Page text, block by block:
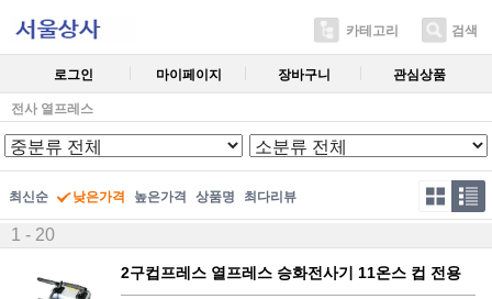
카테고리 검색
로그인 마이페이지 장바구니 관심상품
전사 열프레스
최신순 낮은가격 높은가격 상품명 최다리뷰
1 - 20
2구컵프레스 열프레스 승화전사기 11온스 컵 전용